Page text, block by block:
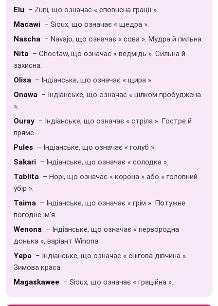
Elu – Zuni, що означає « сповнена грації ».
Macawi – Sioux, що означає « щедра ».
Nascha – Navajo, що означає « сова ». Мудра й пильна.
Nita – Choctaw, що означає « ведмідь ». Сильна й
захисна.
Olisa – Індіанське, що означає « щира ».
Onawa – Індіанське, що означає « цілком пробуджена
».
Ouray – Індіанське, що означає « стріла ». Гостре й
пряме.
Pules – Індіанське, що означає « голуб ».
Sakari – Індіанське, що означає « солодка ».
Tablita – Hopi, що означає « корона » або « головний
убір ».
Taima – Індіанське, що означає « грім ». Потужне
погодне ім'я.
Wenona – Індіанське, що означає « первородна
донька », варіант Winona.
Yepa – Індіанське, що означає « снігова дівчина ».
Зимова краса.
Magaskawee – Sioux, що означає « граційна ».